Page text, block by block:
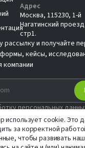
использует cookie. Это
за корректной
чтобы развивать
Адрес
Москва, 115230, 1-й
Нагатинский
стр1.
и получайте
кейсы,
компании
персональных
предложения